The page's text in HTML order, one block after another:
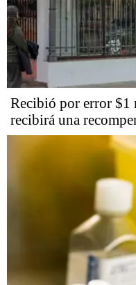
Recibió por error
recibirá una